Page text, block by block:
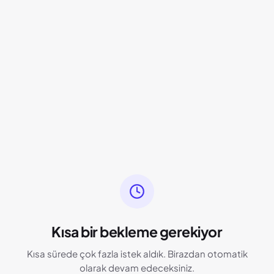
Kısa bir bekleme gerekiyor
Kısa sürede çok fazla istek aldık. Birazdan otomatik
olarak devam edeceksiniz.